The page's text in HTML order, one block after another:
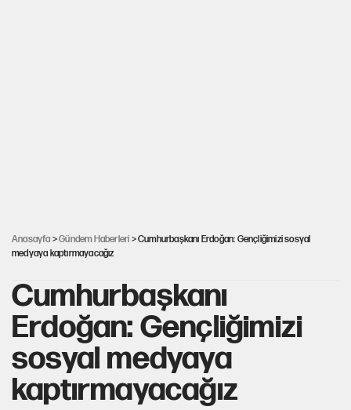
Anasayfa >Gündem Haberleri > Cumhurbaşkanı Erdoğan: Gençliğimizi sosyal
medyaya kaptırmayacağız
Cumhurbaşkanı
Erdoğan: Gençliğimizi
sosyal medyaya
kaptırmayacağız